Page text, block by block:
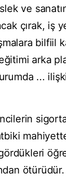
ve
çırak, iş
bilfiil
arka
...